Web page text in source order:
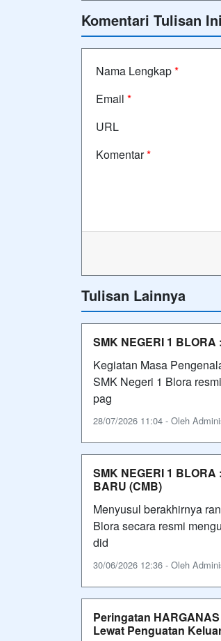
Komentari Tulisan Ini
Nama Lengkap*
Email *
URL
Komentar*
Tulisan Lainnya
SMK NEGERI 1
Kegiatan Masa
SMK Negeri 1 Blora
pag
28/07/2026 11:04 - Oleh
SMK NEGERI 1
BARU (CMB)
Menyusul berakhirnya
Blora secara resmi
did
30/06/2026 12:36 - Oleh
Peringatan
Lewat Penguatan